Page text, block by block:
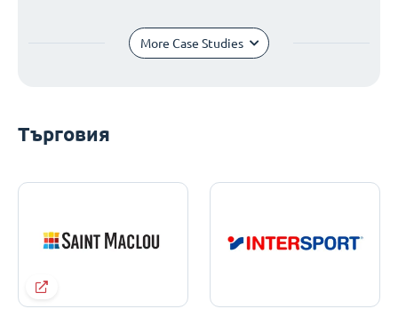
More Case Studies
Търговия